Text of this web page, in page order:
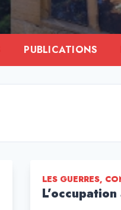
PUBLICATIONS
LES GUERRES,